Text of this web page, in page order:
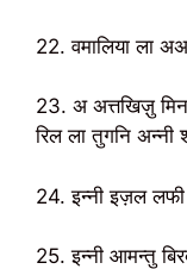
22. वमालिया ला
23. अ अत्तखिज़ु मिन
रिल ला तुगनि
24. इन्नी इज़ल
25. इन्नी आमन्तु